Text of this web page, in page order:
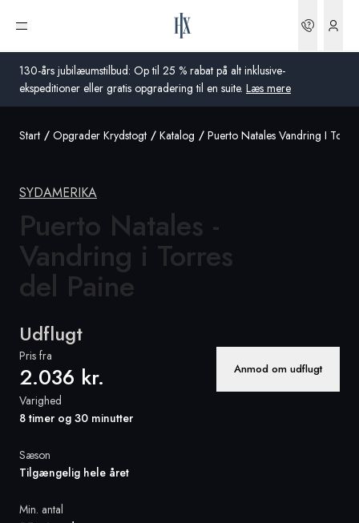
130-års jubilæumstilbud: Op til 25 % rabat på alt inklusive-
ekspeditioner eller gratis opgradering til en suite. Læs mere
Åbn menu
Danmark
USA
Tyskland
Norge
Global
Start Opgrader Krydstogt Katalog Puerto Natales Vandring I
SYDAMERIKA
Puerto Natales -
Vandring i Torres
del Paine
Udflugt
Pris fra
2.036 kr. Anmod om udflugt
Varighed
8 timer og 30 minutter
Sæson
Tilgængelig hele året
Min. antal